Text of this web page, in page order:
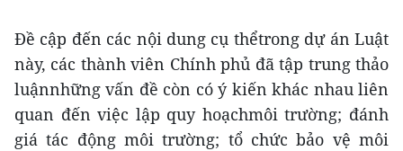
Đề cập đến các nội dung cụ thểtrong dự án Luật
này, các thành viên Chính phủ đã tập trung thảo
luậnnhững vấn đề còn có ý kiến khác nhau liên
quan đến việc lập quy hoạchmôi trường; đánh
giá tác động môi trường; tổ chức bảo vệ môi